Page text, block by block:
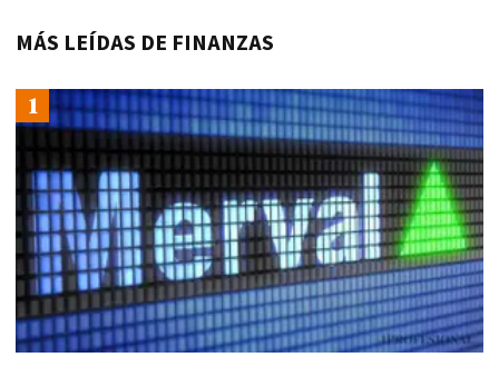
MÁS LEÍDAS DE FINANZAS